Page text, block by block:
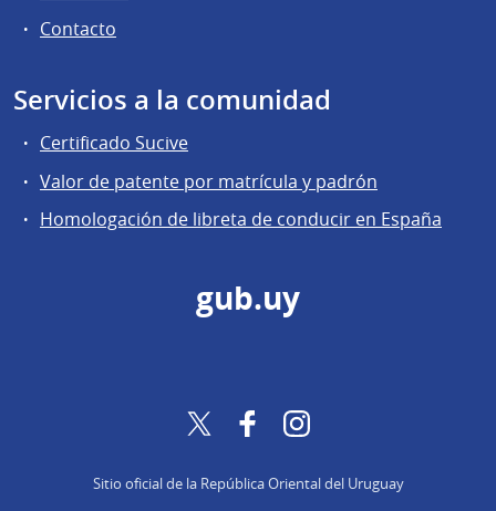
Contacto
Servicios a la comunidad
Certificado Sucive
Valor de patente por matrícula y padrón
Homologación de libreta de conducir en España
gub.uy
Twitter FacebookInstagram
Sitio oficial de la República Oriental del Uruguay